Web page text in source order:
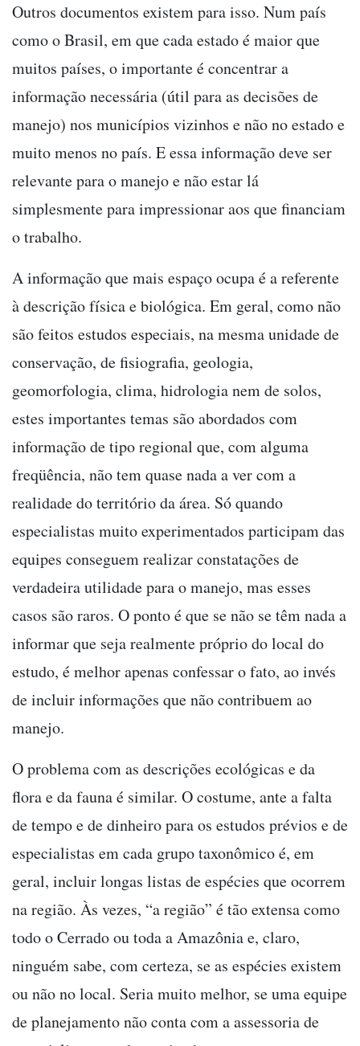
Outros documentos existem para isso. Num país
como o Brasil, em que cada estado é maior que
muitos países, o importante é concentrar a
informação necessária (útil para as decisões de
manejo) nos municípios vizinhos e não no estado e
muito menos no país. E essa informação deve ser
relevante para o manejo e não estar lá
simplesmente para impressionar aos que financiam
o trabalho.
A informação que mais espaço ocupa é a referente
à descrição física e biológica. Em geral, como não
são feitos estudos especiais, na mesma unidade de
conservação, de fisiografia, geologia,
geomorfologia, clima, hidrologia nem de solos,
estes importantes temas são abordados com
informação de tipo regional que, com alguma
freqüência, não tem quase nada a ver com a
realidade do território da área. Só quando
especialistas muito experimentados participam das
equipes conseguem realizar constatações de
verdadeira utilidade para o manejo, mas esses
casos são raros. O ponto é que se não se têm nada a
informar que seja realmente próprio do local do
estudo, é melhor apenas confessar o fato, ao invés
de incluir informações que não contribuem ao
manejo.
O problema com as descrições ecológicas e da
flora e da fauna é similar. O costume, ante a falta
de tempo e de dinheiro para os estudos prévios e de
especialistas em cada grupo taxonômico é, em
geral, incluir longas listas de espécies que ocorrem
na região. Às vezes, “a região” é tão extensa como
todo o Cerrado ou toda a Amazônia e, claro,
ninguém sabe, com certeza, se as espécies existem
ou não no local. Seria muito melhor, se uma equipe
de planejamento não conta com a assessoria de